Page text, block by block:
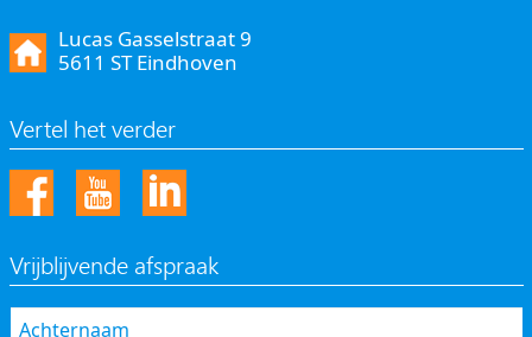
Lucas Gasselstraat 9
5611 ST Eindhoven
Vertel het verder
Vrijblijvende afspraak